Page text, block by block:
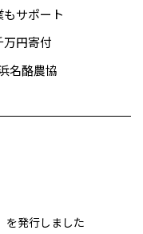
サポート
円寄付
名酪農協
発行しました